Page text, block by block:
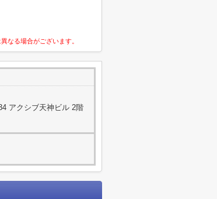
なる場合がございます。
アクシブ天神ビル 2階